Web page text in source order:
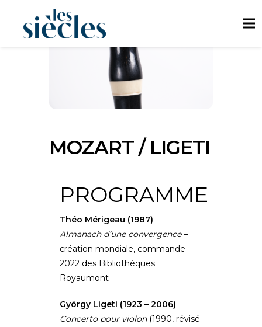
MOZART / LIGETI
PROGRAMME
Théo Mérigeau (1987)
Almanach d’une convergence–
création mondiale, commande
2022 des Bibliothèques
Royaumont
György Ligeti (1923 – 2006)
Concerto pour violon (1990, révisé